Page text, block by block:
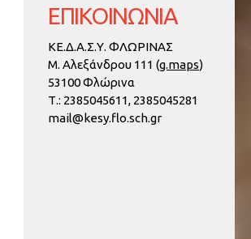
ΕΠΙΚΟΙΝΩΝΙΑ
ΚΕ.Δ.Α.Σ.Υ. ΦΛΩΡΙΝΑΣ
Μ. Αλεξάνδρου 111 (g.maps)
53100 Φλώρινα
Τ.: 2385045611, 2385045281
mail@kesy.flo.sch.gr